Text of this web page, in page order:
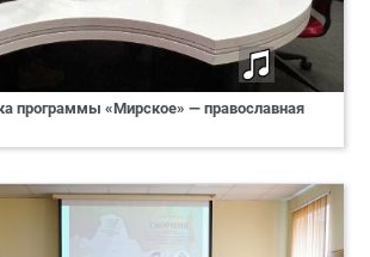
программы «Мирское» — православная